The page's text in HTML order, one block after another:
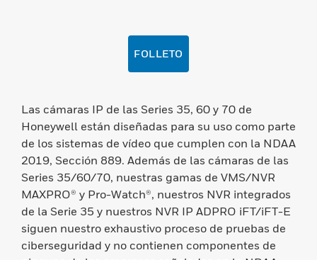
FOLLETO
Las cámaras IP de las Series 35, 60 y 70 de
Honeywell están diseñadas para su uso como parte
de los sistemas de vídeo que cumplen con la NDAA
2019, Sección 889. Además de las cámaras de las
Series 35/60/70, nuestras gamas de VMS/NVR
MAXPRO® y Pro-Watch®, nuestros NVR integrados
de la Serie 35 y nuestros NVR IP ADPRO iFT/iFT-E
siguen nuestro exhaustivo proceso de pruebas de
ciberseguridad y no contienen componentes de